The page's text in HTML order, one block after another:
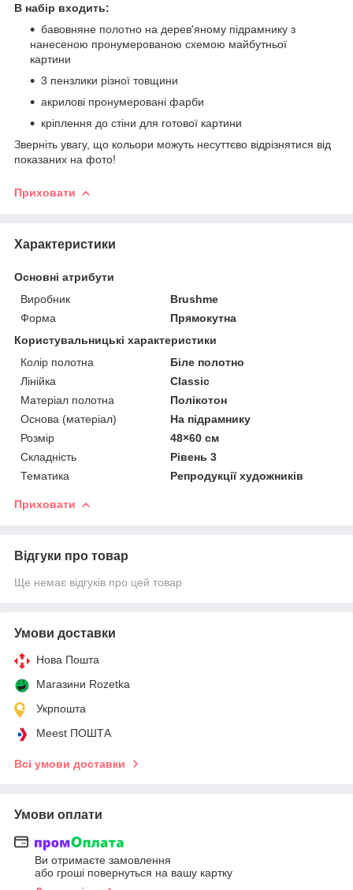
В набір входить:
бавовняне полотно на дерев'яному підрамнику з
нанесеною пронумерованою схемою майбутньої
картини
3 пензлики різної товщини
акрилові пронумеровані фарби
кріплення до стіни для готової картини
Зверніть увагу, що кольори можуть несуттєво відрізнятися від
показаних на фото!
Приховати
Характеристики
Основні атрибути
Виробник
Brushme
Форма
Прямокутна
Користувальницькі характеристики
Колір полотна
Біле полотно
Лінійка
Classic
Матеріал полотна
Полікотон
Основа (матеріал)
На підрамнику
Розмір
48×60 см
Складність
Рівень 3
Тематика
Репродукції художників
Приховати
Відгуки про товар
Ще немає відгуків про цей товар
Умови доставки
Нова Пошта
Магазини Rozetka
Укрпошта
Meest ПОШТА
Всі умови доставки
Умови оплати
Ви отримаєте замовлення
або гроші повернуться на вашу картку